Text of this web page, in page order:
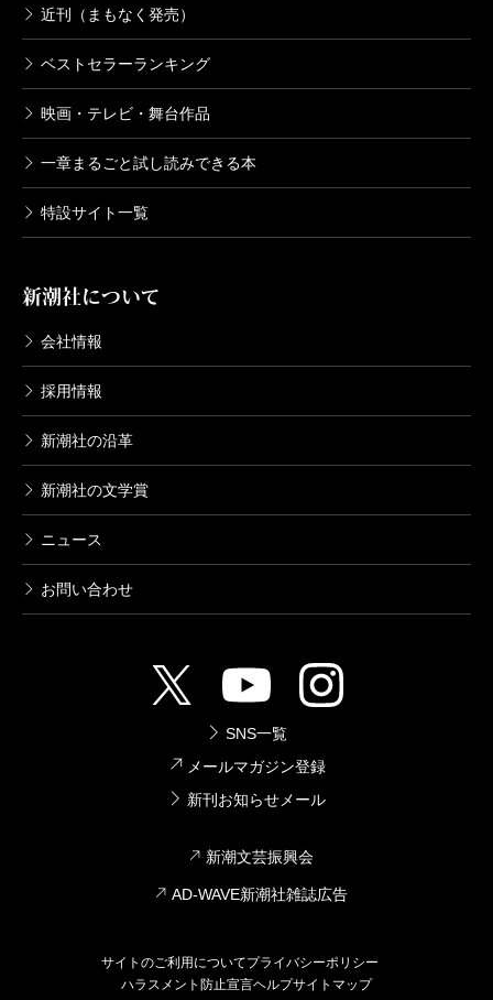
近刊（まもなく発売）
ベストセラーランキング
映画・テレビ・舞台作品
一章まるごと試し読みできる本
特設サイト一覧
新潮社について
会社情報
採用情報
新潮社の沿革
新潮社の文学賞
ニュース
お問い合わせ
SNS一覧
メールマガジン登録
新刊お知らせメール
新潮文芸振興会
AD-WAVE新潮社雑誌広告
サイトのご利用についてプライバシーポリシー
ハラスメント防止宣言ヘルプサイトマップ